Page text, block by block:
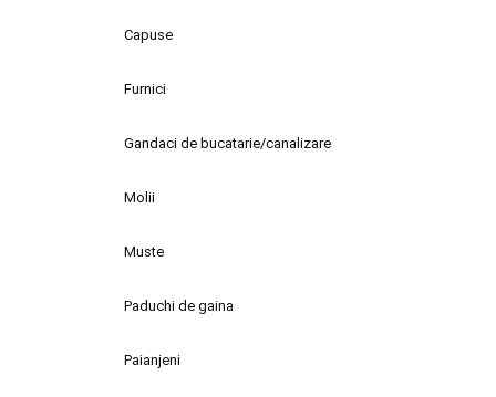
Capuse
Furnici
Gandaci de bucatarie/canalizare
Molii
Muste
Paduchi de gaina
Paianjeni